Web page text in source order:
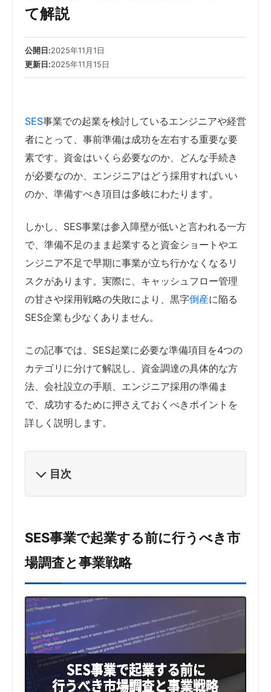
て解説
公開日:2025年11月1日
更新日:2025年11月15日
SES事業での起業を検討しているエンジニアや経営
者にとって、事前準備は成功を左右する重要な要
素です。資金はいくら必要なのか、どんな手続き
が必要なのか、エンジニアはどう採用すればいい
のか、準備すべき項目は多岐にわたります。
しかし、SES事業は参入障壁が低いと言われる一方
で、準備不足のまま起業すると資金ショートやエ
ンジニア不足で早期に事業が立ち行かなくなるリ
スクがあります。実際に、キャッシュフロー管理
の甘さや採用戦略の失敗により、黒字倒産に陥る
SES企業も少なくありません。
この記事では、SES起業に必要な準備項目を4つの
カテゴリに分けて解説し、資金調達の具体的な方
法、会社設立の手順、エンジニア採用の準備ま
で、成功するために押さえておくべきポイントを
詳しく説明します。
目次
SES事業で起業する前に行うべき市
場調査と事業戦略